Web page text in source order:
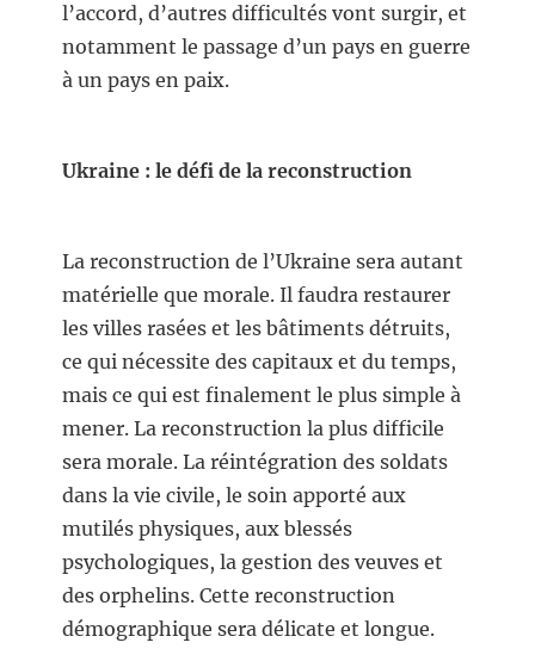
l’accord, d’autres difficultés vont surgir, et
notamment le passage d’un pays en guerre
à un pays en paix.
Ukraine : le défi de la reconstruction
La reconstruction de l’Ukraine sera autant
matérielle que morale. Il faudra restaurer
les villes rasées et les bâtiments détruits,
ce qui nécessite des capitaux et du temps,
mais ce qui est finalement le plus simple à
mener. La reconstruction la plus difficile
sera morale. La réintégration des soldats
dans la vie civile, le soin apporté aux
mutilés physiques, aux blessés
psychologiques, la gestion des veuves et
des orphelins. Cette reconstruction
démographique sera délicate et longue.